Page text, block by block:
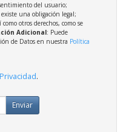
del usuario;
una obligación legal;
otros derechos, como se
Adicional: Puede
de Datos en nuestra Política
.
Enviar